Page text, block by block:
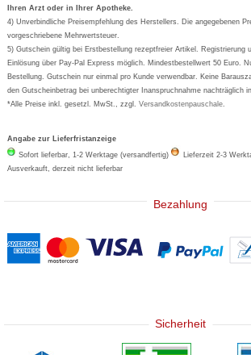
Wick
Eucerin
Basica
Ihren Arzt oder in Ihrer Apotheke.
4) Unverbindliche Preisempfehlung des Herstellers. Die angegebenen
vorgeschriebene Mehrwertsteuer.
5) Gutschein gültig bei Erstbestellung rezeptfreier Artikel. Registrierung
Einlösung über Pay-Pal Express möglich. Mindestbestellwert 50 Euro.
Bestellung. Gutschein nur einmal pro Kunde verwendbar. Keine
den Gutscheinbetrag bei unberechtigter Inanspruchnahme nachträglich
*Alle Preise inkl. gesetzl. MwSt., zzgl.Versandkostenpauschale.
Angabe zur Lieferfristanzeige
Sofort lieferbar, 1-2 Werktage (versandfertig)
Lieferzeit 2-3
Ausverkauft, derzeit nicht lieferbar
Bezahlung
Sicherheit